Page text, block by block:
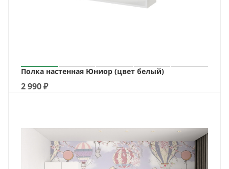
Полка настенная Юниор (цвет белый)
2 990₽